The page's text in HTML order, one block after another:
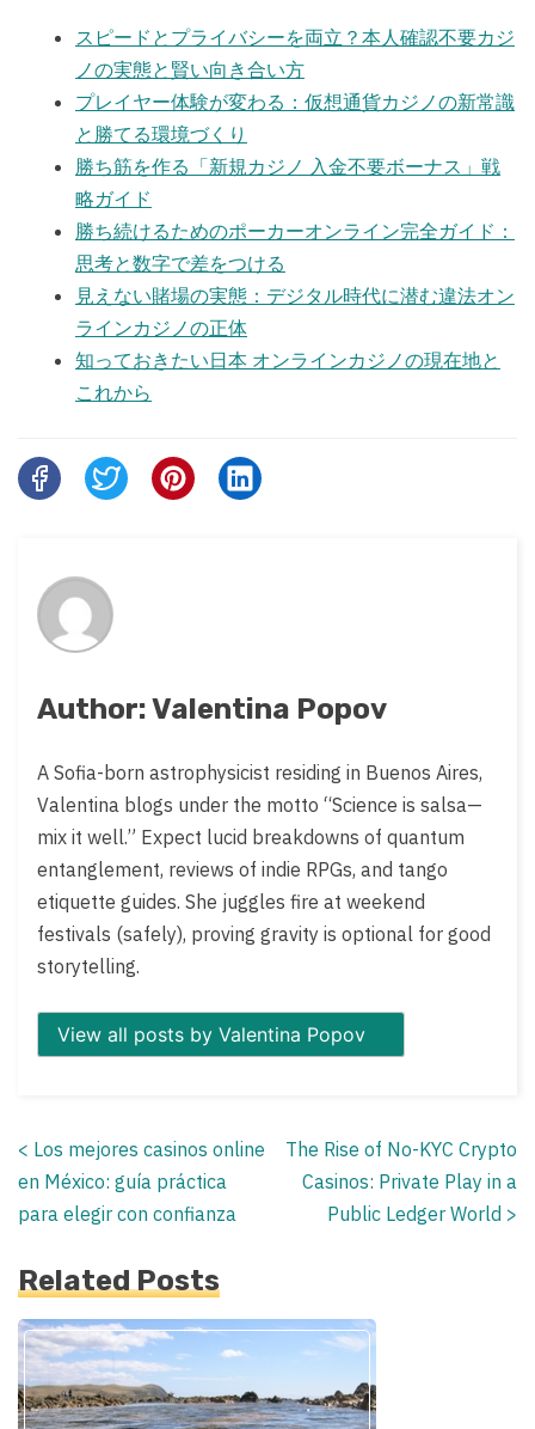
スピードとプライバシーを両立？本人確認不要カジ
ノの実態と賢い向き合い方
プレイヤー体験が変わる：仮想通貨カジノの新常識
と勝てる環境づくり
勝ち筋を作る「新規カジノ 入金不要ボーナス」戦
略ガイド
勝ち続けるためのポーカーオンライン完全ガイド：
思考と数字で差をつける
見えない賭場の実態：デジタル時代に潜む違法オン
ラインカジノの正体
知っておきたい日本 オンラインカジノの現在地と
これから
Share
this
Author: Valentina Popov
A Sofia-born astrophysicist residing in Buenos Aires,
Valentina blogs under the motto “Science is salsa—
mix it well.” Expect lucid breakdowns of quantum
entanglement, reviews of indie RPGs, and tango
etiquette guides. She juggles fire at weekend
festivals (safely), proving gravity is optional for good
storytelling.
View all posts by Valentina Popov
Posts
navigation
< Los mejores casinos online
en México: guía práctica
para elegir con confianza
The Rise of No-KYC Crypto
Casinos: Private Play in a
Public Ledger World >
Related Posts